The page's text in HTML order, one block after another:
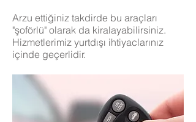
Arzu ettiğiniz takdirde bu araçları
"şoförlü" olarak da kiralayabilirsiniz.
Hizmetlerimiz yurtdışı ihtiyaclarınız
içinde geçerlidir.